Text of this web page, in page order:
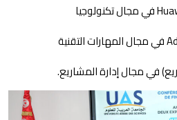
Microsoft و Cisco و Huawei في مجال تكنولوجيا
IBM و Autodesk و Adobe في مجال المهارات التقنية